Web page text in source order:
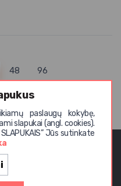
paslaugų kokybę,
slapukai (angl. cookies).
Jūs sutinkate
48 96